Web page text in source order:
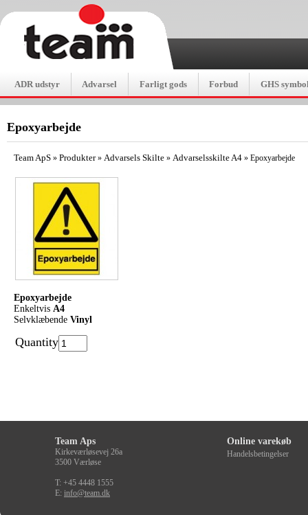
ADR udstyr Advarsel Farligt gods Forbud GHS
Epoxyarbejde
Team ApS » Produkter» Advarsels Skilte » Advarselsskilte A4 » Epoxyarbejde
Epoxyarbejde
Enkeltvis A4
Selvklæbende Vinyl
Quantity
Team Aps
Kirkeværløsevej 26a
3500 Værløse
T: +45 4448 1555
E: info@team.dk
Online varekøb
Handelsbetingelser